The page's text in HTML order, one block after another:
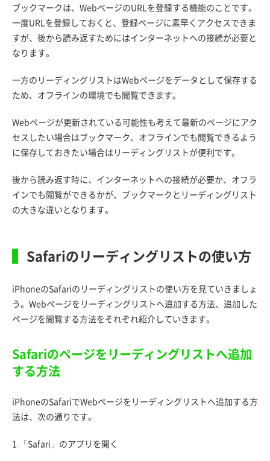
ブックマークは、WebページのURLを登録する機能のことです。
一度URLを登録しておくと、登録ページに素早くアクセスできま
すが、後から読み返すためにはインターネットへの接続が必要と
なります。
一方のリーディングリストはWebページをデータとして保存する
ため、オフラインの環境でも閲覧できます。
Webページが更新されている可能性も考えて最新のページにアク
セスしたい場合はブックマーク、オフラインでも閲覧できるよう
に保存しておきたい場合はリーディングリストが便利です。
後から読み返す時に、インターネットへの接続が必要か、オフラ
インでも閲覧ができるかが、ブックマークとリーディングリスト
の大きな違いとなります。
Safariのリーディングリストの使い方
iPhoneのSafariのリーディングリストの使い方を見ていきましょ
う。Webページをリーディングリストへ追加する方法、追加した
ページを閲覧する方法をそれぞれ紹介していきます。
Safariのページをリーディングリストへ追加
する方法
iPhoneのSafariでWebページをリーディングリストへ追加する方
法は、次の通りです。
1.「Safari」のアプリを開く